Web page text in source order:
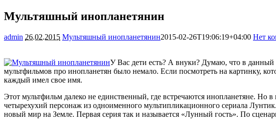
Мультяшный инопланетянин
admin 26.02.2015 Мультяшный инопланетянин2015-02-26T19:06:19+04:00 Нет
У Вас дети есть? А внуки? Думаю, что в данный
мультфильмов про инопланетян было немало. Если посмотреть на картинку,
каждый имел свое имя.
Этот мультфильм далеко не единственный, где встречаются инопланетяне. Но
четырехухий персонаж из одноименного мультипликационного сериала
новый мир на Земле. Первая серия так и называется «Лунный гость». По